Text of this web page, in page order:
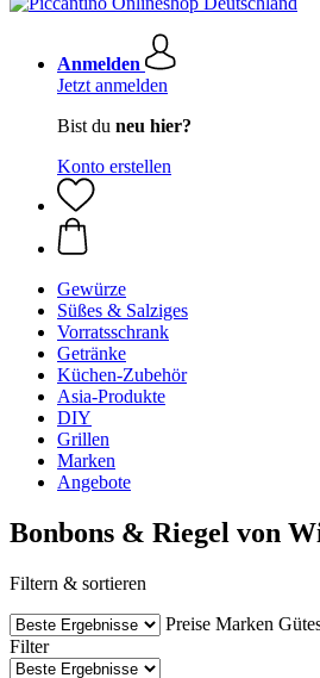
Anmelden
Jetzt anmelden
Bist du neu hier?
Konto erstellen
Gewürze
Süßes & Salziges
Vorratsschrank
Getränke
Küchen-Zubehör
Asia-Produkte
DIY
Grillen
Marken
Angebote
Bonbons & Riegel von
Filtern & sortieren
Preise Marken
Filter